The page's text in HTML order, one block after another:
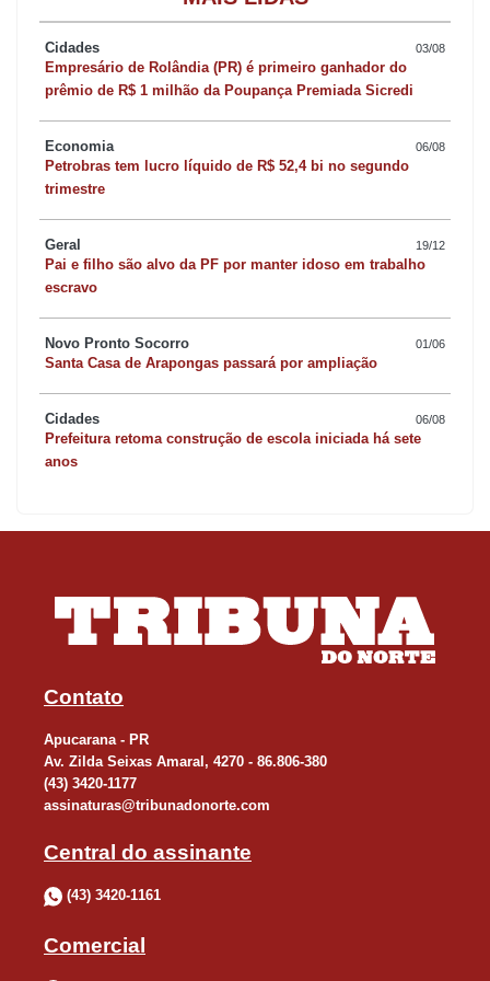
entre produtores rurais, os municípios de Sabáudia e Arapongas
instalaram um Conselho Comunitário de Segurança Rural
diretoria foi realizada na noite de anteontem, em solenidade no
Sesc de Arapongas. A entidade será presidida por Domingos
Kafka e tem o apoio das duas prefeituras. O prefeito de
Arapongas, Rafael Cita (PSD), presente na solenidade, destacou
que o Conseg Rural vem para somar esforços. “Vamos seguir
qualidade de vida”.
A Procuradoria da Mulher da Câmara Municipal de Apucarana
por exemplo, a vereadora Eliana Rocha (Solidariedade), foi
embalagens de medicamentos. “É muito positivo quando
instituições reconhecem a importância de trabalhar em conjunto
cuidado com o meio ambiente quanto a atuação social e de
cidadania”, destacou a vereadora, que também discutiu ontem
projetos com professoras da UTFPR. Ela ainda recebeu, nesta
semana, comitiva de integrantes da Associação Casa da
Reunião da Amuvi
A construção de uma casa de acolhimento regional para
Cidades 03/08
Empresário de Rolândia (PR) é primeiro ganhador do
prêmio de R$ 1 milhão da Poupança Premiada Sicredi
Economia 06/08
Petrobras tem lucro líquido de R$ 52,4 bi no segundo
trimestre
Geral 19/12
Pai e filho são alvo da PF por manter idoso em trabalho
escravo
Novo Pronto Socorro 01/06
Santa Casa de Arapongas passará por ampliação
Cidades 06/08
Prefeitura retoma construção de escola iniciada há sete
anos
Contato
Apucarana - PR
Av. Zilda Seixas Amaral, 4270 - 86.806-380
(43) 3420-1177
assinaturas@tribunadonorte.com
Central do assinante
(43) 3420-1161
Comercial